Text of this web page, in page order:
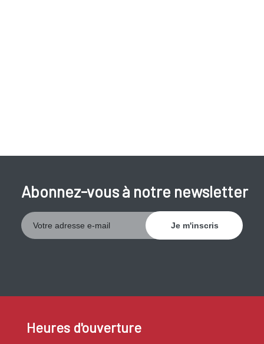
Abonnez-vous à notre newsletter
Heures d'ouverture